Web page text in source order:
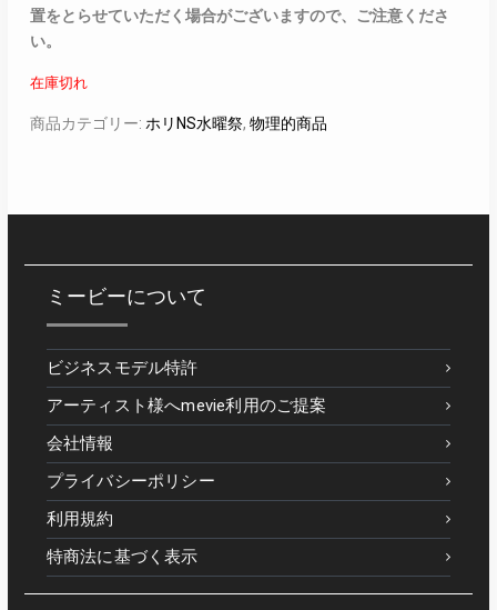
置をとらせていただく場合がございますので、ご注意くださ
い。
在庫切れ
商品カテゴリー: ホリNS水曜祭, 物理的商品
ミービーについて
ビジネスモデル特許
アーティスト様へmevie利用のご提案
会社情報
プライバシーポリシー
利用規約
特商法に基づく表示